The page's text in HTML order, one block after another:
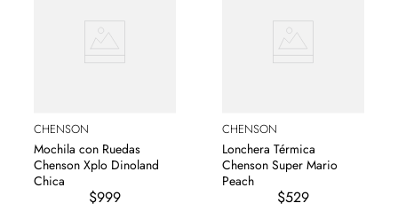
CHENSON
Mochila con Ruedas
Chenson Xplo Dinoland
Chica
$999
CHENSON
Lonchera Térmica
Chenson Super Mario
Peach
$529